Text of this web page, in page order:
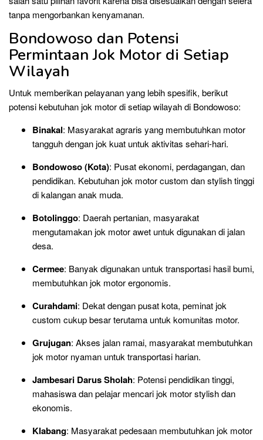
tanpa mengorbankan kenyamanan.
Bondowoso dan Potensi
Permintaan Jok Motor di Setiap
Wilayah
Untuk memberikan pelayanan yang lebih spesifik, berikut
potensi kebutuhan jok motor di setiap wilayah di Bondowoso:
Binakal: Masyarakat agraris yang membutuhkan motor
tangguh dengan jok kuat untuk aktivitas sehari-hari.
Bondowoso (Kota): Pusat ekonomi, perdagangan, dan
pendidikan. Kebutuhan jok motor custom dan stylish tinggi
di kalangan anak muda.
Botolinggo: Daerah pertanian, masyarakat
mengutamakan jok motor awet untuk digunakan di jalan
desa.
Cermee: Banyak digunakan untuk transportasi hasil bumi,
membutuhkan jok motor ergonomis.
Curahdami: Dekat dengan pusat kota, peminat jok
custom cukup besar terutama untuk komunitas motor.
Grujugan: Akses jalan ramai, masyarakat membutuhkan
jok motor nyaman untuk transportasi harian.
Jambesari Darus Sholah: Potensi pendidikan tinggi,
mahasiswa dan pelajar mencari jok motor stylish dan
ekonomis.
Klabang: Masyarakat pedesaan membutuhkan jok motor